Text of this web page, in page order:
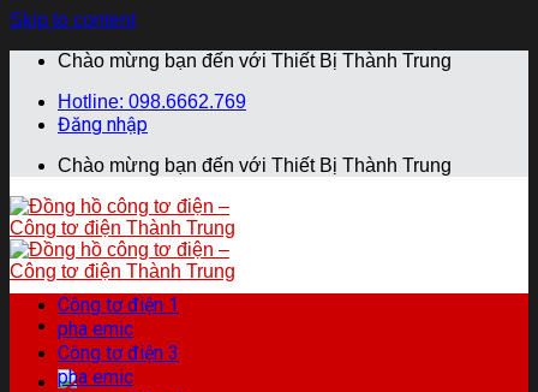
Skip to content
Chào mừng bạn đến với Thiết Bị Thành Trung
Hotline: 098.6662.769
Đăng nhập
Chào mừng bạn đến với Thiết Bị Thành Trung
Công tơ điện 1
pha emic
Công tơ điện 3
pha emic